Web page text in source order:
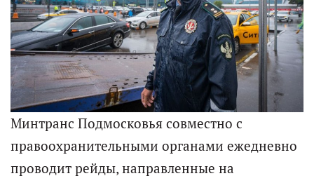
Минтранс Подмосковья совместно с
правоохранительными органами ежедневно
проводит рейды, направленные на